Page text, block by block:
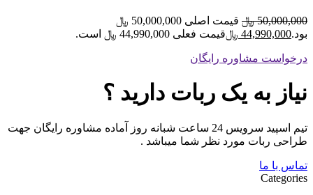
50,000,000 ﷼
قیمت اصلی 50,000,000 ﷼
بود.44,990,000 ﷼قیمت فعلی 44,990,000 ﷼ است.
درخواست مشاوره رایگان
نیاز به یک ربات دارید ؟
تیم اسپید سرویس 24 ساعت شبانه روز آماده مشاوره رایگان جهت
طراحی ربات مورد نظر شما میباشد .
تماس با ما
Categories